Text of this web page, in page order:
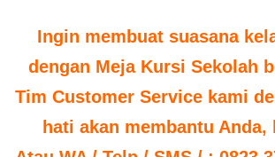
Ingin membuat suasana
dengan Meja Kursi Sekolah
Tim Customer Service kami
hati akan membantu